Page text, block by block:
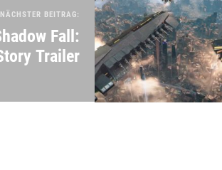
NÄCHSTER BEITRAG:
Fall:
Trailer